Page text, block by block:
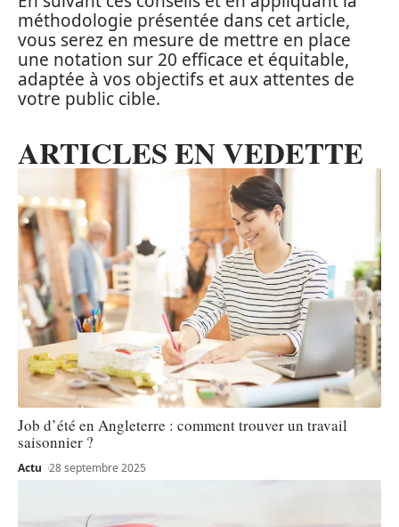
méthodologie présentée dans cet article,
vous serez en mesure de mettre en place
une notation sur 20 efficace et équitable,
adaptée à vos objectifs et aux attentes de
votre public cible.
ARTICLES EN VEDETTE
Job d’été en Angleterre : comment trouver un travail
saisonnier ?
Actu 28 septembre 2025